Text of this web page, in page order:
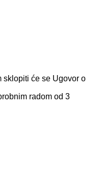
sklopiti će se Ugovor o
radom od 3